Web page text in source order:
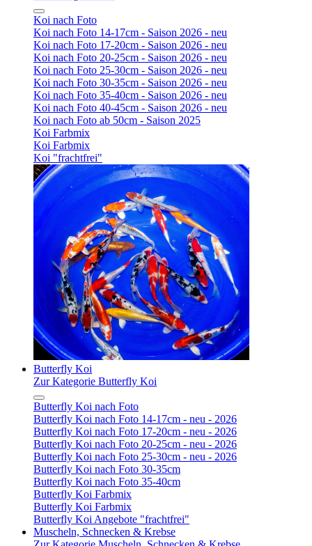
Koi nach Foto
Koi nach Foto 14-17cm - Saison 2026 - neu
Koi nach Foto 17-20cm - Saison 2026 - neu
Koi nach Foto 20-25cm - Saison 2026 - neu
Koi nach Foto 25-30cm - Saison 2026 - neu
Koi nach Foto 30-35cm - Saison 2026 - neu
Koi nach Foto 35-40cm - Saison 2026 - neu
Koi nach Foto 40-45cm - Saison 2026 - neu
Koi nach Foto ab 50cm - Saison 2025
Koi Farbmix
Koi Farbmix
Koi "frachtfrei"
Butterfly Koi
Zur Kategorie Butterfly Koi
Butterfly Koi nach Foto
Butterfly Koi nach Foto 14-17cm - neu - 2026
Butterfly Koi nach Foto 17-20cm - neu - 2026
Butterfly Koi nach Foto 20-25cm - neu - 2026
Butterfly Koi nach Foto 25-30cm - neu - 2026
Butterfly Koi nach Foto 30-35cm
Butterfly Koi nach Foto 35-40cm
Butterfly Koi Farbmix
Butterfly Koi Farbmix
Butterfly Koi Angebote "frachtfrei"
Muscheln, Schnecken & Krebse